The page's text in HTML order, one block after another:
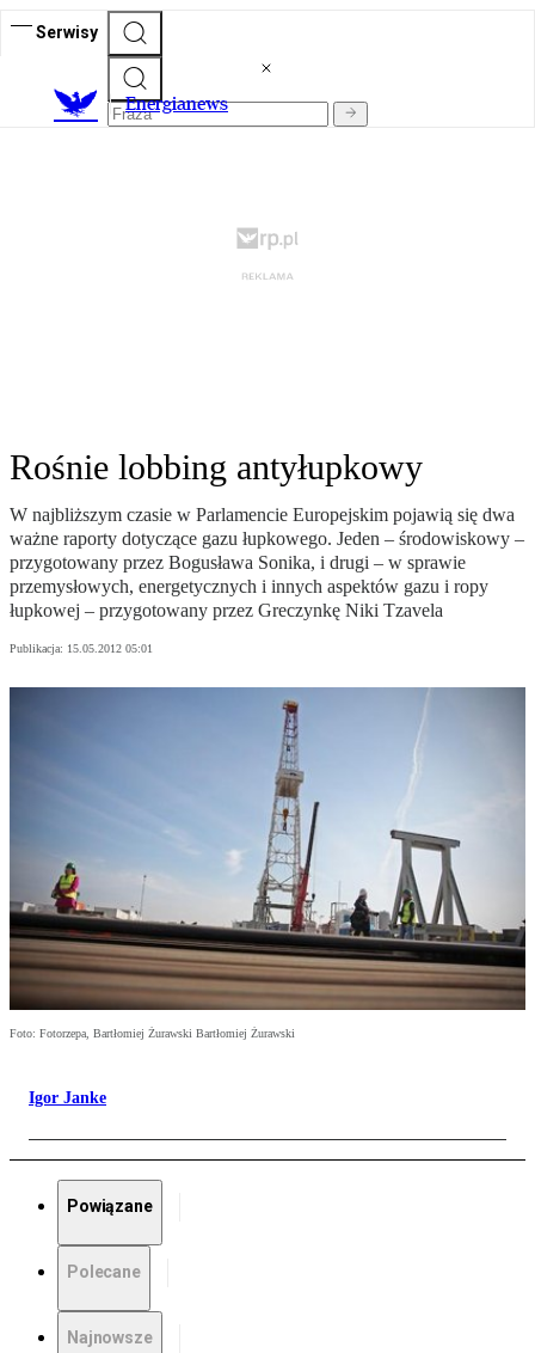
Serwisy
Energianews
Rośnie lobbing antyłupkowy
W najbliższym czasie w Parlamencie Europejskim pojawią się dwa
ważne raporty dotyczące gazu łupkowego. Jeden – środowiskowy –
przygotowany przez Bogusława Sonika, i drugi – w sprawie
przemysłowych, energetycznych i innych aspektów gazu i ropy
łupkowej – przygotowany przez Greczynkę Niki Tzavela
Publikacja: 15.05.2012 05:01
Foto: Fotorzepa, Bartłomiej Żurawski Bartłomiej Żurawski
Igor Janke
Powiązane
Polecane
Najnowsze